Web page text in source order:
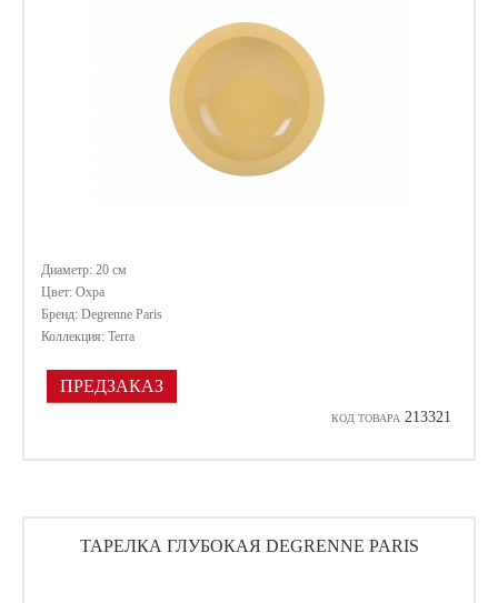
Диаметр: 20 см
Цвет: Охра
Бренд: Degrenne Paris
Коллекция: Terra
ПРЕДЗАКАЗ
КОД ТОВАРА 213321
ТАРЕЛКА ГЛУБОКАЯ DEGRENNE PARIS